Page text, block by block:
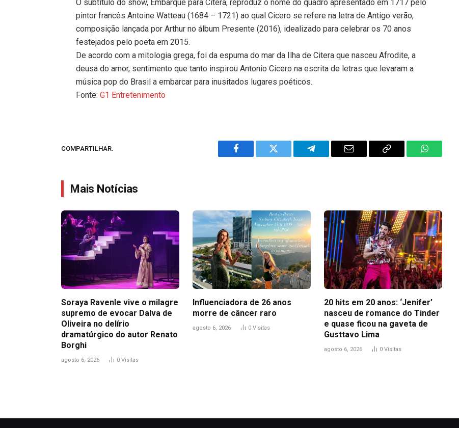
O subtítulo do show, Embarque para Citera, reproduz o nome do quadro apresentado em 1717 pelo
pintor francês Antoine Watteau (1684 – 1721) ao qual Cicero se refere na letra de Antigo verão,
composição lançada por Arthur no álbum Presente (2016), idealizado para celebrar os 70 anos
festejados pelo poeta em 2015.
De acordo com a mitologia grega, foi da espuma do mar da Ilha de Citera que nasceu Afrodite, a
deusa do amor, sentimento que tanto inspirou Antonio Cicero na escrita de letras que levaram a
música pop do Brasil a embarcar para inusitados lugares poéticos.
Fonte:G1 Entretenimento
COMPARTILHAR.
Facebook Twitter Telegram Email
Copy
WhatsApp
Mais Notícias
Soraya Ravenle vive o milagre
supremo de evocar Dalva de
Oliveira no delírio
dramatúrgico do autor Renato
Borghi
agosto 6, 2026 0 Visitas
Influenciadora de 26 anos
morre de câncer raro
agosto 6, 2026 0 Visitas
20 hits em 20 anos: ‘Jenifer’
nasceu de romance do Tinder
e quase ficou na gaveta de
Gusttavo Lima
agosto 6, 2026 0 Visitas